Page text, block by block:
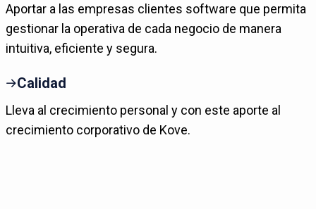
Aportar a las empresas clientes software que permita
gestionar la operativa de cada negocio de manera
intuitiva, eficiente y segura.
Calidad
Lleva al crecimiento personal y con este aporte al
crecimiento corporativo de Kove.